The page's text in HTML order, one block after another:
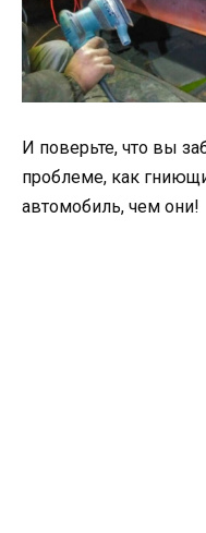
И поверьте, что вы
проблеме, как
автомобиль, чем они!